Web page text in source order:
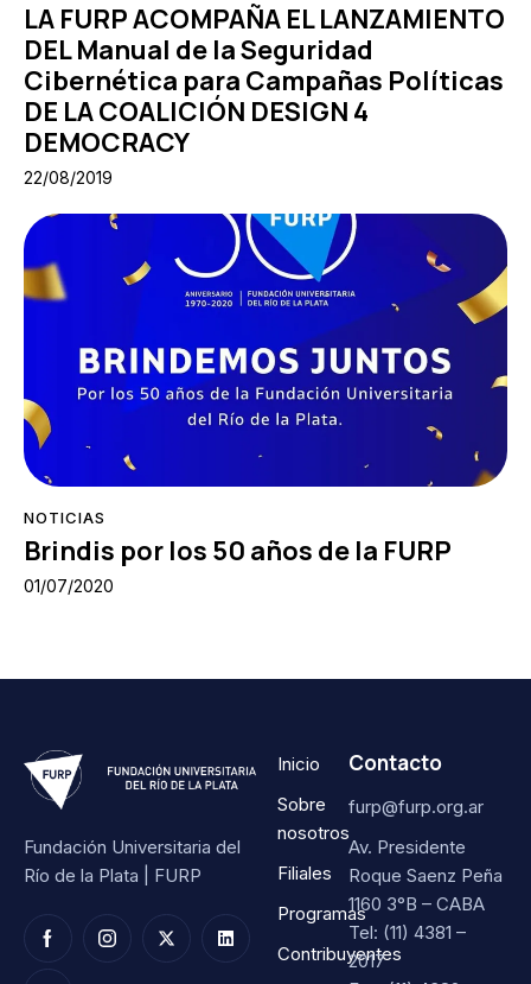
LA FURP ACOMPAÑA EL LANZAMIENTO
DEL Manual de la Seguridad
Cibernética para Campañas Políticas
DE LA COALICIÓN DESIGN 4
DEMOCRACY
22/08/2019
NOTICIAS
Brindis por los 50 años de la FURP
01/07/2020
Fundación Universitaria del
Río de la Plata | FURP
Inicio
Sobre
nosotros
Filiales
Programas
Contribuyentes
Contacto
furp@furp.org.ar
Av. Presidente
Roque Saenz Peña
1160 3°B – CABA
Tel: (11) 4381 –
2017